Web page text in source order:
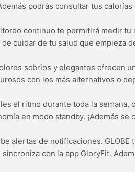
podrás consultar tus calorías
continuo te permitirá medir
cuidar de tu salud que empieza
sobrios y elegantes ofrecen
con los más alternativos o
el ritmo durante toda la semana,
en modo standby. ¡Además se
alertas de notificaciones. GLOBE
con la app GloryFit.